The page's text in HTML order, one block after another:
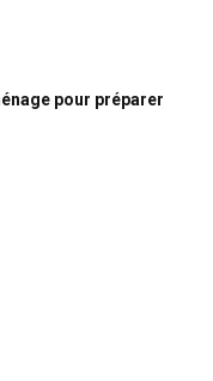
pour préparer